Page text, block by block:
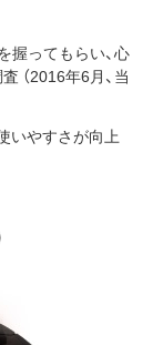
握ってもらい、心
（2016年6月、当
いやすさが向上